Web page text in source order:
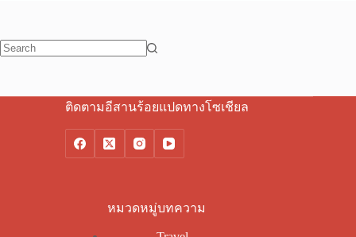
ติดตามอีสานร้อยแปดทางโซเชียล
หมวดหมู่บทความ